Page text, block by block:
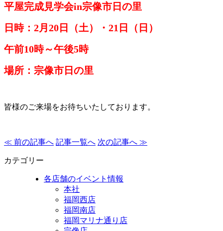
平屋完成見学会in宗像市日の里
日時：2月20日（土）・21日（日）
午前10時～午後5時
場所：宗像市日の里
皆様のご来場をお待ちいたしております。
≪ 前の記事へ 記事一覧へ 次の記事へ ≫
カテゴリー
各店舗のイベント情報
本社
福岡西店
福岡南店
福岡マリナ通り店